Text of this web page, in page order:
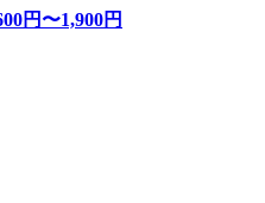
円〜1,900円